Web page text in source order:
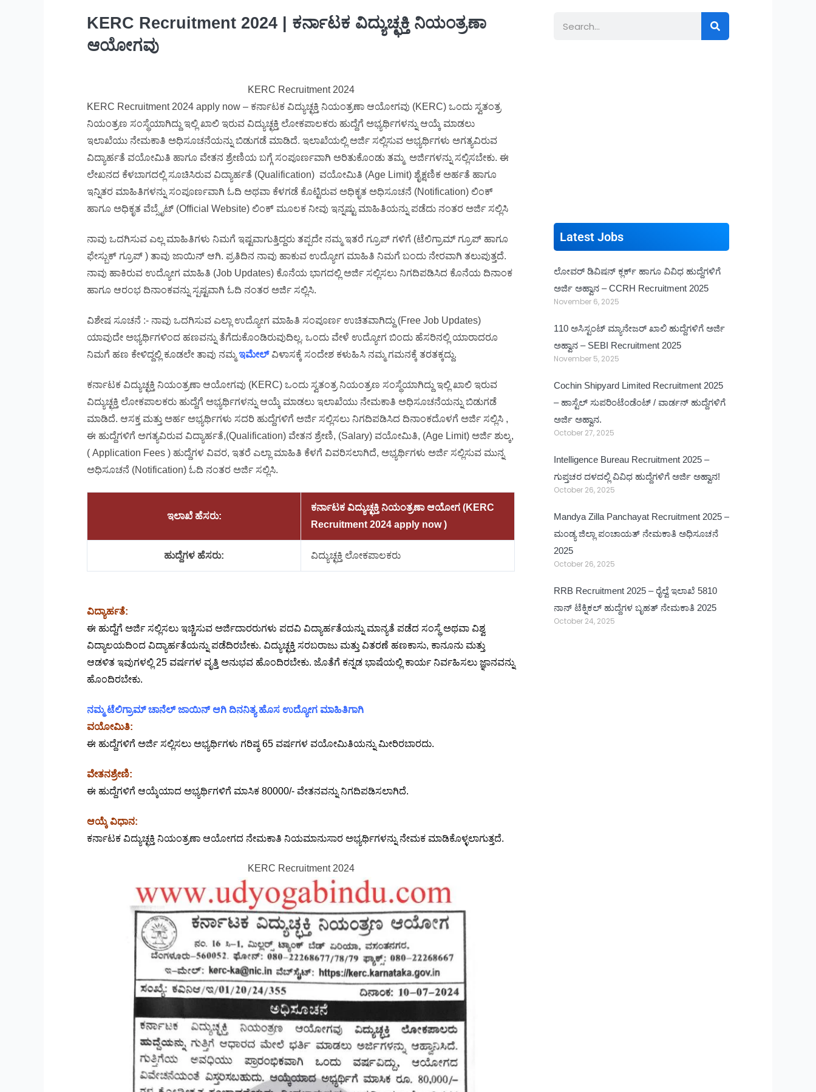
KERC Recruitment 2024 | ಕರ್ನಾಟಕ ವಿದ್ಯುಚ್ಛಕ್ತಿ ನಿಯಂತ್ರಣಾ
ಆಯೋಗವು
KERC Recruitment 2024
KERC Recruitment 2024 apply now – ಕರ್ನಾಟಕ ವಿದ್ಯುಚ್ಛಕ್ತಿ ನಿಯಂತ್ರಣಾ ಆಯೋಗವು (KERC) ಒಂದು ಸ್ವತಂತ್ರ
ನಿಯಂತ್ರಣ ಸಂಸ್ಥೆಯಾಗಿದ್ದು ಇಲ್ಲಿ ಖಾಲಿ ಇರುವ ವಿದ್ಯುಚ್ಛಕ್ತಿ ಲೋಕಪಾಲಕರು ಹುದ್ದೆಗೆ ಅಭ್ಯರ್ಥಿಗಳನ್ನು ಆಯ್ಕೆ ಮಾಡಲು
ಇಲಾಖೆಯು ನೇಮಕಾತಿ ಅಧಿಸೂಚನೆಯನ್ನು ಬಿಡುಗಡೆ ಮಾಡಿದೆ. ಇಲಾಖೆಯಲ್ಲಿ ಅರ್ಜಿ ಸಲ್ಲಿಸುವ ಅಭ್ಯರ್ಥಿಗಳು ಅಗತ್ಯವಿರುವ
ವಿದ್ಯಾರ್ಹತೆ ವಯೋಮಿತಿ ಹಾಗೂ ವೇತನ ಶ್ರೇಣಿಯ ಬಗ್ಗೆ ಸಂಪೂರ್ಣವಾಗಿ ಅರಿತುಕೊಂಡು ತಮ್ಮ ಅರ್ಜಿಗಳನ್ನು ಸಲ್ಲಿಸಬೇಕು. ಈ
ಲೇಖನದ ಕೆಳಬಾಗದಲ್ಲಿ ಸೂಚಿಸಿರುವ ವಿದ್ಯಾರ್ಹತೆ (Qualification) ವಯೋಮಿತಿ (Age Limit) ಶೈಕ್ಷಣಿಕ ಅರ್ಹತೆ ಹಾಗೂ
ಇನ್ನಿತರ ಮಾಹಿತಿಗಳನ್ನು ಸಂಪೂರ್ಣವಾಗಿ ಓದಿ ಅಥವಾ ಕೆಳಗಡೆ ಕೊಟ್ಟಿರುವ ಅಧಿಕೃತ ಅಧಿಸೂಚನೆ (Notification) ಲಿಂಕ್
ಹಾಗೂ ಅಧಿಕೃತ ವೆಬ್ಸೈಟ್ (Official Website) ಲಿಂಕ್ ಮೂಲಕ ನೀವು ಇನ್ನಷ್ಟು ಮಾಹಿತಿಯನ್ನು ಪಡೆದು ನಂತರ ಅರ್ಜಿ ಸಲ್ಲಿಸಿ
ನಾವು ಒದಗಿಸುವ ಎಲ್ಲ ಮಾಹಿತಿಗಳು ನಿಮಗೆ ಇಷ್ಟವಾಗುತ್ತಿದ್ದರು ತಪ್ಪದೇ ನಮ್ಮ ಇತರೆ ಗ್ರೂಪ್ ಗಳಿಗೆ (ಟೆಲಿಗ್ರಾಮ್ ಗ್ರೂಪ್ ಹಾಗೂ
ಫೇಸ್ಬುಕ್ ಗ್ರೂಪ್ ) ತಾವು ಜಾಯಿನ್ ಆಗಿ. ಪ್ರತಿದಿನ ನಾವು ಹಾಕುವ ಉದ್ಯೋಗ ಮಾಹಿತಿ ನಿಮಗೆ ಬಂದು ನೇರವಾಗಿ ತಲುಪುತ್ತದೆ.
ನಾವು ಹಾಕಿರುವ ಉದ್ಯೋಗ ಮಾಹಿತಿ (Job Updates) ಕೊನೆಯ ಭಾಗದಲ್ಲಿ ಅರ್ಜಿ ಸಲ್ಲಿಸಲು ನಿಗದಿಪಡಿಸಿದ ಕೊನೆಯ ದಿನಾಂಕ
ಹಾಗೂ ಆರಂಭ ದಿನಾಂಕವನ್ನು ಸ್ಪಷ್ಟವಾಗಿ ಓದಿ ನಂತರ ಅರ್ಜಿ ಸಲ್ಲಿಸಿ.
ವಿಶೇಷ ಸೂಚನೆ :- ನಾವು ಒದಗಿಸುವ ಎಲ್ಲಾ ಉದ್ಯೋಗ ಮಾಹಿತಿ ಸಂಪೂರ್ಣ ಉಚಿತವಾಗಿದ್ದು (Free Job Updates)
ಯಾವುದೇ ಅಭ್ಯರ್ಥಿಗಳಿಂದ ಹಣವನ್ನು ತೆಗೆದುಕೊಂಡಿರುವುದಿಲ್ಲ. ಒಂದು ವೇಳೆ ಉದ್ಯೋಗ ಬಿಂದು ಹೆಸರಿನಲ್ಲಿ ಯಾರಾದರೂ
ನಿಮಗೆ ಹಣ ಕೇಳಿದ್ದಲ್ಲಿ ಕೂಡಲೇ ತಾವು ನಮ್ಮಇಮೇಲ್ವಿಳಾಸಕ್ಕೆ ಸಂದೇಶ ಕಳುಹಿಸಿ ನಮ್ಮ ಗಮನಕ್ಕೆ ತರತಕ್ಕದ್ದು.
ಕರ್ನಾಟಕ ವಿದ್ಯುಚ್ಛಕ್ತಿ ನಿಯಂತ್ರಣಾ ಆಯೋಗವು (KERC) ಒಂದು ಸ್ವತಂತ್ರ ನಿಯಂತ್ರಣ ಸಂಸ್ಥೆಯಾಗಿದ್ದು ಇಲ್ಲಿ ಖಾಲಿ ಇರುವ
ವಿದ್ಯುಚ್ಛಕ್ತಿ ಲೋಕಪಾಲಕರು ಹುದ್ದೆಗೆ ಅಭ್ಯರ್ಥಿಗಳನ್ನು ಆಯ್ಕೆ ಮಾಡಲು ಇಲಾಖೆಯು ನೇಮಕಾತಿ ಅಧಿಸೂಚನೆಯನ್ನು ಬಿಡುಗಡೆ
ಮಾಡಿದೆ. ಆಸಕ್ತ ಮತ್ತು ಅರ್ಹ ಅಭ್ಯರ್ಥಿಗಳು ಸದರಿ ಹುದ್ದೆಗಳಿಗೆ ಅರ್ಜಿ ಸಲ್ಲಿಸಲು ನಿಗದಿಪಡಿಸಿದ ದಿನಾಂಕದೊಳಗೆ ಅರ್ಜಿ ಸಲ್ಲಿಸಿ ,
ಈ ಹುದ್ದೆಗಳಿಗೆ ಅಗತ್ಯವಿರುವ ವಿದ್ಯಾರ್ಹತೆ,(Qualification) ವೇತನ ಶ್ರೇಣಿ, (Salary) ವಯೋಮಿತಿ, (Age Limit) ಅರ್ಜಿ ಶುಲ್ಕ,
( Application Fees ) ಹುದ್ದೆಗಳ ವಿವರ, ಇತರೆ ಎಲ್ಲಾ ಮಾಹಿತಿ ಕೆಳಗೆ ವಿವರಿಸಲಾಗಿದೆ, ಅಭ್ಯರ್ಥಿಗಳು ಅರ್ಜಿ ಸಲ್ಲಿಸುವ ಮುನ್ನ
ಅಧಿಸೂಚನೆ (Notification) ಓದಿ ನಂತರ ಅರ್ಜಿ ಸಲ್ಲಿಸಿ.
ಇಲಾಖೆ ಹೆಸರು:
ಕರ್ನಾಟಕ ವಿದ್ಯುಚ್ಛಕ್ತಿ ನಿಯಂತ್ರಣಾ ಆಯೋಗ (KERC
Recruitment 2024 apply now )
ಹುದ್ದೆಗಳ ಹೆಸರು: ವಿದ್ಯುಚ್ಛಕ್ತಿ ಲೋಕಪಾಲಕರು
ವಿದ್ಯಾರ್ಹತೆ:
ಈ ಹುದ್ದೆಗೆ ಅರ್ಜಿ ಸಲ್ಲಿಸಲು ಇಚ್ಚಿಸುವ ಅರ್ಜಿದಾರರುಗಳು ಪದವಿ ವಿದ್ಯಾರ್ಹತೆಯನ್ನು ಮಾನ್ಯತೆ ಪಡೆದ ಸಂಸ್ಥೆ ಅಥವಾ ವಿಶ್ವ
ವಿದ್ಯಾಲಯದಿಂದ ವಿದ್ಯಾರ್ಹತೆಯನ್ನು ಪಡೆದಿರಬೇಕು. ವಿದ್ಯುಚ್ಛಕ್ತಿ ಸರಬರಾಜು ಮತ್ತು ವಿತರಣೆ ಹಣಕಾಸು, ಕಾನೂನು ಮತ್ತು
ಆಡಳಿತ ಇವುಗಳಲ್ಲಿ 25 ವರ್ಷಗಳ ವೃತ್ತಿ ಅನುಭವ ಹೊಂದಿರಬೇಕು. ಜೊತೆಗೆ ಕನ್ನಡ ಭಾಷೆಯಲ್ಲಿ ಕಾರ್ಯ ನಿರ್ವಹಿಸಲು ಜ್ಞಾನವನ್ನು
ಹೊಂದಿರಬೇಕು.
ನಮ್ಮ ಟೆಲಿಗ್ರಾಮ್ ಚಾನೆಲ್ ಜಾಯಿನ್ ಆಗಿ ದಿನನಿತ್ಯ ಹೊಸ ಉದ್ಯೋಗ ಮಾಹಿತಿಗಾಗಿ
ವಯೋಮಿತಿ:
ಈ ಹುದ್ದೆಗಳಿಗೆ ಅರ್ಜಿ ಸಲ್ಲಿಸಲು ಅಭ್ಯರ್ಥಿಗಳು ಗರಿಷ್ಠ 65 ವರ್ಷಗಳ ವಯೋಮಿತಿಯನ್ನು ಮೀರಿರಬಾರದು.
ವೇತನಶ್ರೇಣಿ:
ಈ ಹುದ್ದೆಗಳಿಗೆ ಆಯ್ಕೆಯಾದ ಅಭ್ಯರ್ಥಿಗಳಿಗೆ ಮಾಸಿಕ 80000/- ವೇತನವನ್ನು ನಿಗದಿಪಡಿಸಲಾಗಿದೆ.
ಆಯ್ಕೆ ವಿಧಾನ:
ಕರ್ನಾಟಕ ವಿದ್ಯುಚ್ಛಕ್ತಿ ನಿಯಂತ್ರಣಾ ಆಯೋಗದ ನೇಮಕಾತಿ ನಿಯಮಾನುಸಾರ ಅಭ್ಯರ್ಥಿಗಳನ್ನು ನೇಮಕ ಮಾಡಿಕೊಳ್ಳಲಾಗುತ್ತದೆ.
KERC Recruitment 2024
Search
Latest Jobs
ಲೋವರ್ ಡಿವಿಷನ್ ಕ್ಲರ್ಕ್ ಹಾಗೂ ವಿವಿಧ ಹುದ್ದೆಗಳಿಗೆ
ಅರ್ಜಿ ಅಹ್ವಾನ – CCRH Recruitment 2025
November 6, 2025
110 ಅಸಿಸ್ಟಂಟ್ ಮ್ಯಾನೇಜರ್ ಖಾಲಿ ಹುದ್ದೆಗಳಿಗೆ ಅರ್ಜಿ
ಅಹ್ವಾನ – SEBI Recruitment 2025
November 5, 2025
Cochin Shipyard Limited Recruitment 2025
– ಹಾಸ್ಟೆಲ್ ಸುಪರಿಂಟೆಂಡೆಂಟ್ / ವಾರ್ಡನ್ ಹುದ್ದೆಗಳಿಗೆ
ಅರ್ಜಿ ಅಹ್ವಾನ.
October 27, 2025
Intelligence Bureau Recruitment 2025 –
ಗುಪ್ತಚರ ದಳದಲ್ಲಿ ವಿವಿಧ ಹುದ್ದೆಗಳಿಗೆ ಅರ್ಜಿ ಅಹ್ವಾನ!
October 26, 2025
Mandya Zilla Panchayat Recruitment 2025 –
ಮಂಡ್ಯ ಜಿಲ್ಲಾ ಪಂಚಾಯತ್ ನೇಮಕಾತಿ ಅಧಿಸೂಚನೆ
2025
October 26, 2025
RRB Recruitment 2025 – ರೈಲ್ವೆ ಇಲಾಖೆ 5810
ನಾನ್ ಟೆಕ್ನಿಕಲ್ ಹುದ್ದೆಗಳ ಬೃಹತ್ ನೇಮಕಾತಿ 2025
October 24, 2025